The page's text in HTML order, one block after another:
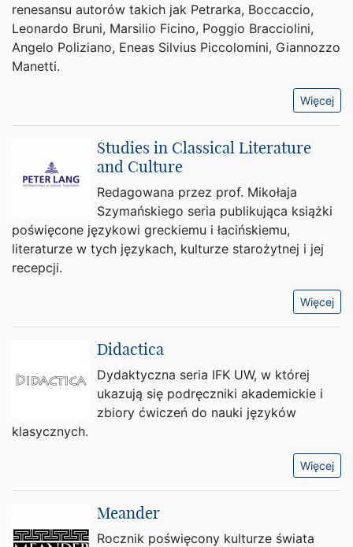
renesansu autorów takich jak Petrarka, Boccaccio,
Leonardo Bruni, Marsilio Ficino, Poggio Bracciolini,
Angelo Poliziano, Eneas Silvius Piccolomini, Giannozzo
Manetti.
Więcej
Studies in Classical Literature
and Culture
Redagowana przez prof. Mikołaja
Szymańskiego seria publikująca książki
poświęcone językowi greckiemu i łacińskiemu,
literaturze w tych językach, kulturze starożytnej i jej
recepcji.
Więcej
Didactica
Dydaktyczna seria IFK UW, w której
ukazują się podręczniki akademickie i
zbiory ćwiczeń do nauki języków
klasycznych.
Więcej
Meander
Rocznik poświęcony kulturze świata